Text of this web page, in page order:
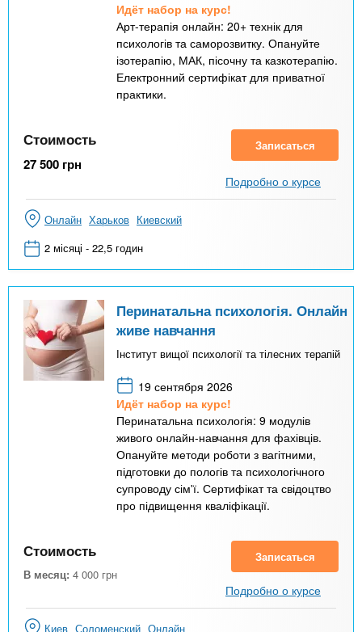
Идёт набор на курс!
Арт-терапія онлайн: 20+ технік для
психологів та саморозвитку. Опануйте
ізотерапію, МАК, пісочну та казкотерапію.
Електронний сертифікат для приватної
практики.
Стоимость
27 500 грн
Записаться
Подробно о курсе
Онлайн Харьков Киевский
2 місяці - 22,5 годин
Перинатальна психологія. Онлайн
живе навчання
Інститут вищої психології та тілесних терапій
19 сентября 2026
Идёт набор на курс!
Перинатальна психологія: 9 модулів
живого онлайн-навчання для фахівців.
Опануйте методи роботи з вагітними,
підготовки до пологів та психологічного
супроводу сім'ї. Сертифікат та свідоцтво
про підвищення кваліфікації.
Стоимость
В месяц: 4 000 грн
Записаться
Подробно о курсе
Киев Соломенский Онлайн